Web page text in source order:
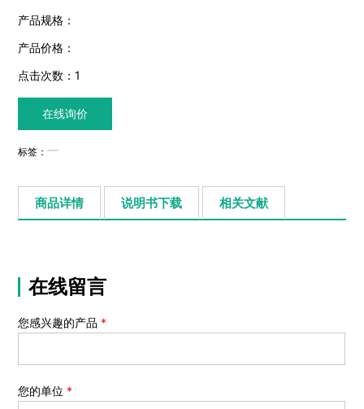
产品规格：
产品价格：
点击次数：1
在线询价
标签：
商品详情 说明书下载 相关文献
在线留言
您感兴趣的产品 *
您的单位 *